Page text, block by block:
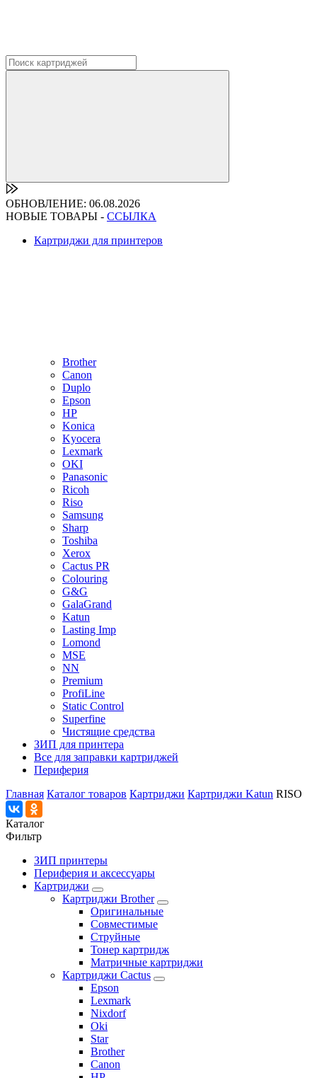
ОБНОВЛЕНИЕ: 06.08.2026
НОВЫЕ ТОВАРЫ - ССЫЛКА
Картриджи для принтеров
Brother
Canon
Duplo
Epson
HP
Konica
Kyocera
Lexmark
OKI
Panasonic
Ricoh
Riso
Samsung
Sharp
Toshiba
Xerox
Cactus PR
Colouring
G&G
GalaGrand
Katun
Lasting Imp
Lomond
MSE
NN
Premium
ProfiLine
Static Control
Superfine
Чистящие средства
ЗИП для принтера
Все для заправки картриджей
Периферия
Главная Каталог товаров Картриджи Картриджи Katun RISO
Каталог
Фильтр
ЗИП принтеры
Периферия и аксессуары
Картриджи
Картриджи Brother
Оригинальные
Совместимые
Струйные
Тонер картридж
Матричные картриджи
Картриджи Cactus
Epson
Lexmark
Nixdorf
Oki
Star
Brother
Canon